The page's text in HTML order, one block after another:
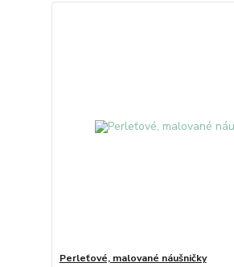
Perleťové, malované náušničky